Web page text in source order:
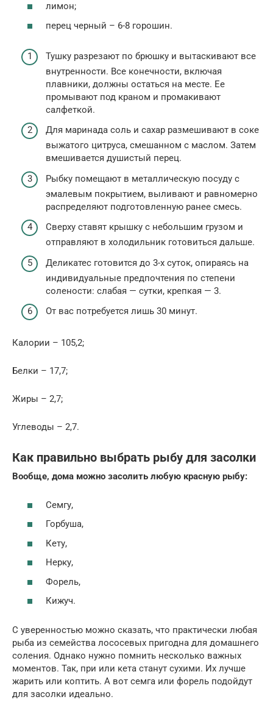
лимон;
перец черный – 6-8 горошин.
Тушку разрезают по брюшку и вытаскивают все
внутренности. Все конечности, включая
плавники, должны остаться на месте. Ее
промывают под краном и промакивают
салфеткой.
Для маринада соль и сахар размешивают в соке
выжатого цитруса, смешанном с маслом. Затем
вмешивается душистый перец.
Рыбку помещают в металлическую посуду с
эмалевым покрытием, выливают и равномерно
распределяют подготовленную ранее смесь.
Сверху ставят крышку с небольшим грузом и
отправляют в холодильник готовиться дальше.
Деликатес готовится до 3-х суток, опираясь на
индивидуальные предпочтения по степени
солености: слабая — сутки, крепкая — 3.
От вас потребуется лишь 30 минут.
Калории – 105,2;
Белки – 17,7;
Жиры – 2,7;
Углеводы – 2,7.
Как правильно выбрать рыбу для засолки
Вообще, дома можно засолить любую красную рыбу:
Семгу,
Горбуша,
Кету,
Нерку,
Форель,
Кижуч.
С уверенностью можно сказать, что практически любая
рыба из семейства лососевых пригодна для домашнего
соления. Однако нужно помнить несколько важных
моментов. Так, при или кета станут сухими. Их лучше
жарить или коптить. А вот семга или форель подойдут
для засолки идеально.